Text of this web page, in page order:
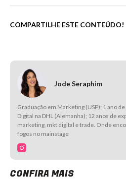
COMPARTILHE ESTE CONTEÚDO!
Jode Seraphim
Graduação em Marketing (USP); 1 ano
Digital na DHL (Alemanha); 12 anos de
marketing, mkt digital e trade. Onde
fogos no mainstage
CONFIRA MAIS